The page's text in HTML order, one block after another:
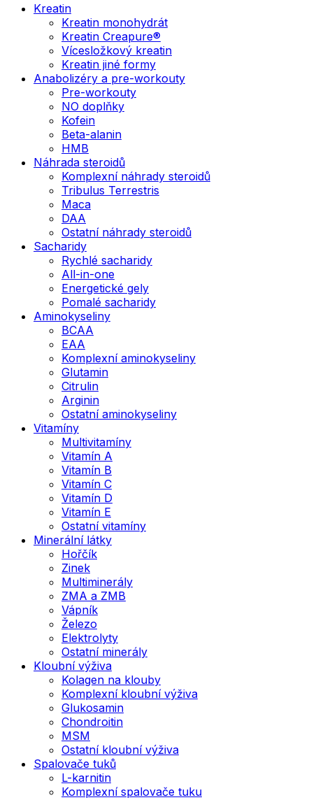
Kreatin
Kreatin monohydrát
Kreatin Creapure®
Vícesložkový kreatin
Kreatin jiné formy
Anabolizéry a pre-workouty
Pre-workouty
NO doplňky
Kofein
Beta-alanin
HMB
Náhrada steroidů
Komplexní náhrady steroidů
Tribulus Terrestris
Maca
DAA
Ostatní náhrady steroidů
Sacharidy
Rychlé sacharidy
All-in-one
Energetické gely
Pomalé sacharidy
Aminokyseliny
BCAA
EAA
Komplexní aminokyseliny
Glutamin
Citrulin
Arginin
Ostatní aminokyseliny
Vitamíny
Multivitamíny
Vitamín A
Vitamín B
Vitamín C
Vitamín D
Vitamín E
Ostatní vitamíny
Minerální látky
Hořčík
Zinek
Multiminerály
ZMA a ZMB
Vápník
Železo
Elektrolyty
Ostatní minerály
Kloubní výživa
Kolagen na klouby
Komplexní kloubní výživa
Glukosamin
Chondroitin
MSM
Ostatní kloubní výživa
Spalovače tuků
L-karnitin
Komplexní spalovače tuku